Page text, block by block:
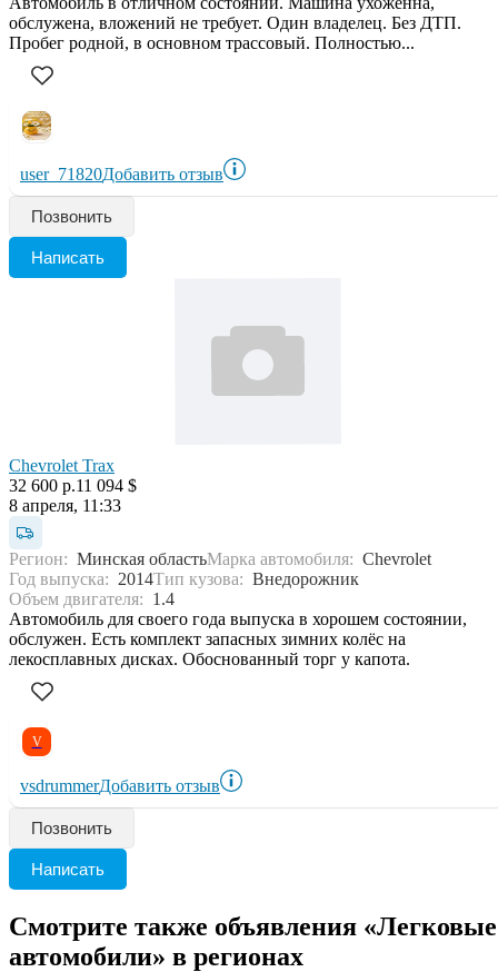
обслужена, вложений не требует. Один владелец. Без ДТП.
Пробег родной, в основном трассовый. Полностью...
user_71820Добавить отзыв
Позвонить
Написать
Chevrolet Trax
32 600 р.11 094 $
8 апреля, 11:33
Регион: Минская областьМарка автомобиля: Chevrolet
Год выпуска: 2014Тип кузова: Внедорожник
Объем двигателя: 1.4
Автомобиль для своего года выпуска в хорошем состоянии,
обслужен. Есть комплект запасных зимних колёс на
лекосплавных дисках. Обоснованный торг у капота.
V
vsdrummerДобавить отзыв
Позвонить
Написать
Смотрите также объявления «Легковые
автомобили» в регионах